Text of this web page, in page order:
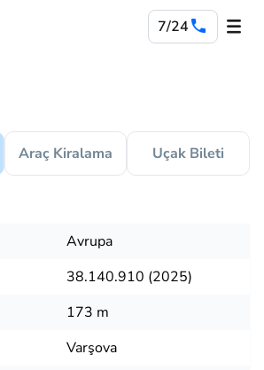
7/24
Araç Kiralama Uçak Bileti
Avrupa
38.140.910 (2025)
173 m
Varşova